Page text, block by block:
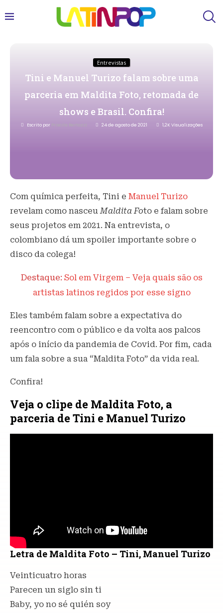
Entrevistas
Tini e Manuel Turizo falam sobre uma
parceria em Maldita Foto, retomada de
shows e Brasil. Confira!
Escrito por 24 de agosto de 2021 1,2K Visualizações
Com química perfeita, Tini e Manuel Turizo
revelam como nasceuMaldita Foto e falam sobre
seus projetos em 2021. Na entrevista, o
colombiano dá um spoiler importante sobre o
disco da colega!
Destaque: Sol em Virgem – Veja quais são os
artistas latinos regidos por esse signo
Eles também falam sobre a expectativa do
reencontro com o público e da volta aos palcos
após o início da pandemia de Covid. Por fim, cada
um fala sobre a sua “Maldita Foto” da vida real.
Confira!
Veja o clipe de Maldita Foto, a
parceria de Tini e Manuel Turizo
Letra de Maldita Foto – Tini, Manuel Turizo
Veinticuatro horas
Parecen un siglo sin ti
Baby, yo no sé quién soy